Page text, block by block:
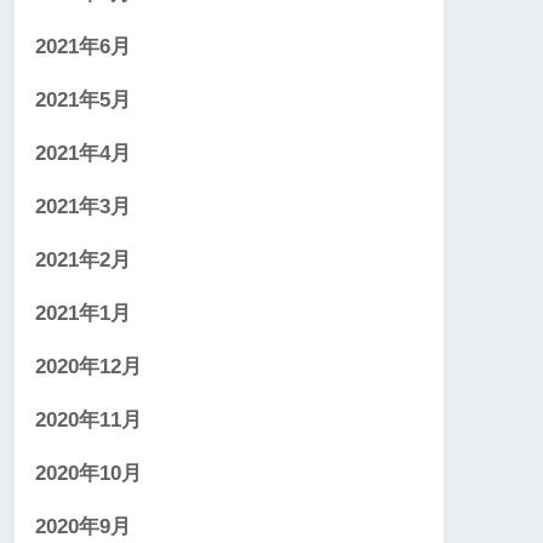
2021年6月
2021年5月
2021年4月
2021年3月
2021年2月
2021年1月
2020年12月
2020年11月
2020年10月
2020年9月